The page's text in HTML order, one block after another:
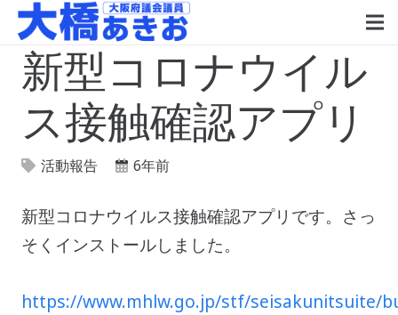
新型コロナウイル
ス接触確認アプリ
活動報告 6年前
新型コロナウイルス接触確認アプリです。さっ
そくインストールしました。
https://www.mhlw.go.jp/stf/seisakunitsuite/